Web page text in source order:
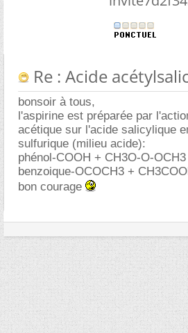
Re : Acide
bonsoir à tous,
l'aspirine est préparée par
acétique sur l'acide salicylique
sulfurique (milieu acide):
phénol-COOH + CH3O-O-
benzoique-OCOCH3 +
bon courage